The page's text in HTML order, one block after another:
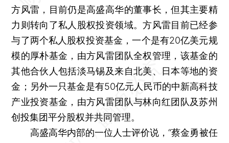
方风雷，目前仍是高盛高华的董事长，但其主要精
力则转向了私人股权投资领域。方风雷目前已经参
与了两个私人股权投资基金，一个是有20亿美元规
模的厚朴基金，由方风雷团队全权管理，该基金的
其他合伙人包括淡马锡及来自北美、日本等地的资
金；另外一只基金是有50亿元人民币的中新高科技
产业投资基金，由方风雷团队与林向红团队及苏州
创投集团平分股权并共同管理。
高盛高华内部的一位人士评价说，“蔡金勇被任